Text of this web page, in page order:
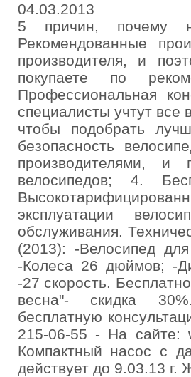
04.03.2013
5 причин, почему
Рекомендованные
производителя, и
покупаете по
Профессиональная
специалисты учтут
чтобы подобрать
безопасность
производителями, и
велосипедов; 4.
эксплуатации
обслуживания.
(2013): -Велосипед
-Колеса 26 дюймов; -
-27 скорость.
весна"- скидка
бесплатную
215-06-55 - На сайте:
Компактный насос с
действует до 9.03.13 г.